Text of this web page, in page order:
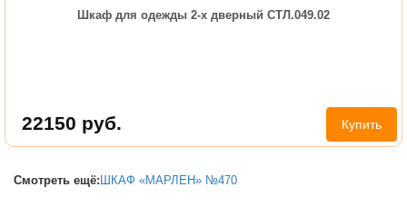
Шкаф для одежды 2-х дверный СТЛ.049.02
22150 руб. Купить
Смотреть ещё: ШКАФ «МАРЛЕН» №470